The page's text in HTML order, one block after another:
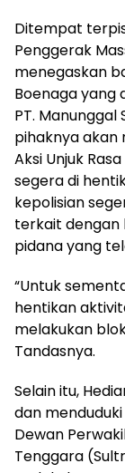
Ditempat
Penggerak
menegaskan
Boenaga yang
PT. Manunggal
pihaknya akan
Aksi Unjuk
segera di
kepolisian
terkait dengan
pidana yang
“Untuk
hentikan
melakukan
Tandasnya.
Selain itu,
dan
Dewan
Tenggara